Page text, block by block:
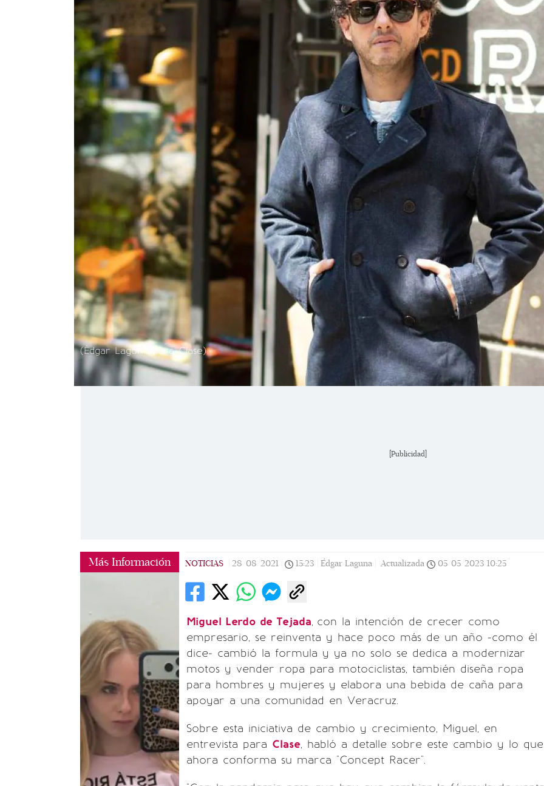
(Édgar Laguna para Clase)
[Publicidad]
Más Información NOTICIAS 28/08/2021 15:23 Édgar Laguna | Actualizada 05/05/2023 10:25
Miguel Lerdo de Tejada, con la intención de crecer como
empresario, se reinventa y hace poco más de un año -como él
dice- cambió la formula y ya no solo se dedica a modernizar
motos y vender ropa para motociclistas, también diseña ropa
para hombres y mujeres y elabora una bebida de caña para
apoyar a una comunidad en Veracruz.
Sobre esta iniciativa de cambio y crecimiento, Miguel, en
entrevista para Clase, habló a detalle sobre este cambio y lo que
ahora conforma su marca "Concept Racer".